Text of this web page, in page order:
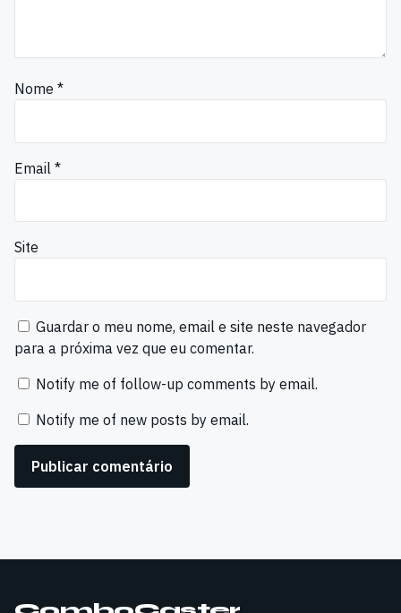
Nome *
Email *
Site
Guardar o meu nome, email e site neste navegador
para a próxima vez que eu comentar.
Notify me of follow-up comments by email.
Notify me of new posts by email.